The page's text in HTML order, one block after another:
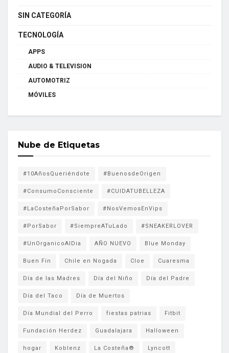
SIN CATEGORÍA
TECNOLOGÍA
APPS
AUDIO & TELEVISION
AUTOMOTRIZ
MÓVILES
Nube de Etiquetas
#10AñosQueriéndote #BuenosdeOrigen
#ConsumoConsciente #CUIDATUBELLEZA
#LaCosteñaPorSabor #NosVemosEnVips
#PorSabor #SiempreATuLado #SNEAKERLOVER
#UnOrganicoAlDia AÑO NUEVO Blue Monday
Buen Fin Chile en Nogada Cloe Cuaresma
Día de las Madres Día del Niño Día del Padre
Día del Taco Día de Muertos
Día Mundial del Perro fiestas patrias Fitbit
Fundación Herdez Guadalajara Halloween
hogar Koblenz La Costeña® Lyncott